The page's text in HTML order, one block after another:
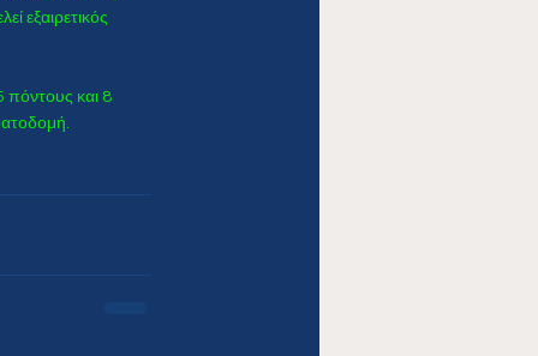
εξαιρετικός
πόντους και 8